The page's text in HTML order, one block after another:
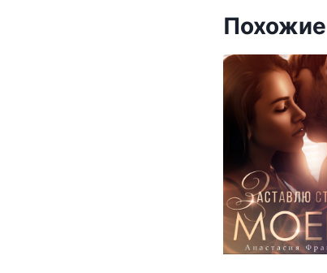
Похожие